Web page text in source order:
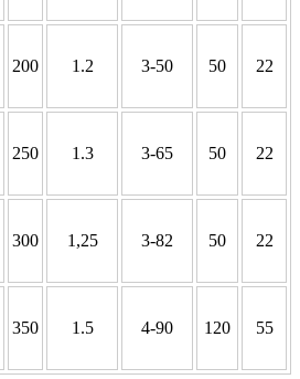
200 1.2 3-50 50 22
250 1.3 3-65 50 22
300 1,25 3-82 50 22
350 1.5 4-90 120 55